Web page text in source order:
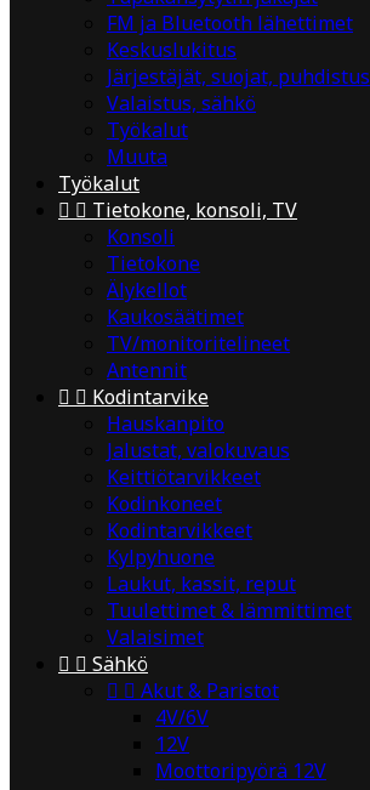
FM ja Bluetooth lähettimet
Keskuslukitus
Järjestäjät, suojat, puhdistus
Valaistus, sähkö
Työkalut
Muuta
Työkalut
  Tietokone, konsoli, TV
Konsoli
Tietokone
Älykellot
Kaukosäätimet
TV/monitoritelineet
Antennit
  Kodintarvike
Hauskanpito
Jalustat, valokuvaus
Keittiötarvikkeet
Kodinkoneet
Kodintarvikkeet
Kylpyhuone
Laukut, kassit, reput
Tuulettimet & lämmittimet
Valaisimet
  Sähkö
  Akut & Paristot
4V/6V
12V
Moottoripyörä 12V